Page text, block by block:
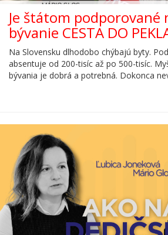
Je štátom podporované
bývanie CESTA DO
Na Slovensku dlhodobo chýbajú byty.
absentuje od 200-tisíc až po 500-tisíc.
bývania je dobrá a potrebná. Dokonca